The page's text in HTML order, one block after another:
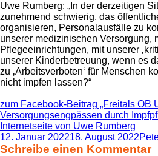
Uwe Rumberg: „In der derzeitigen
zunehmend schwierig, das
organisieren, Personalausfälle zu
unserer medizinischen Versorgung,
Pflegeeinrichtungen, mit unserer
unserer Kinderbetreuung, wenn es
zu ‚Arbeitsverboten‘ für Menschen
nicht impfen lassen?“
zum Facebook-Beitrag „Freitals OB
Versorgungsengpässen durch
Internetseite von Uwe Rumberg
Veröffentlicht
am
12. Januar 202218. August 2022
Schreibe einen Kommentar